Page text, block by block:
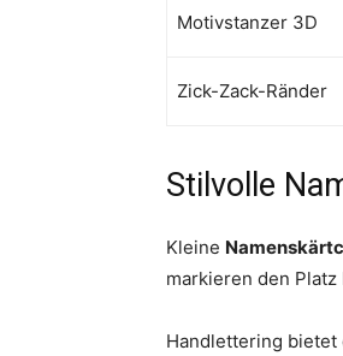
Motivstanzer 3D
Zick-Zack-Ränder
Stilvolle
Kleine
markieren den
Handlettering